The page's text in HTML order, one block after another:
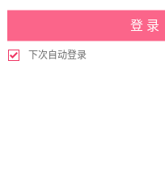
 下次自动登录